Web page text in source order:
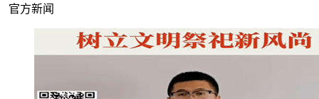
官方新闻